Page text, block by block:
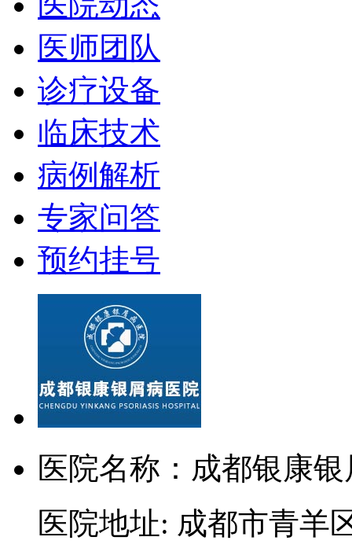
医师团队
诊疗设备
临床技术
病例解析
专家问答
预约挂号
医院名称：成都银康
医院地址: 成都市青羊